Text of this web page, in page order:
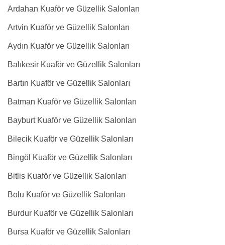
Ardahan Kuaför ve Güzellik Salonları
Artvin Kuaför ve Güzellik Salonları
Aydın Kuaför ve Güzellik Salonları
Balıkesir Kuaför ve Güzellik Salonları
Bartın Kuaför ve Güzellik Salonları
Batman Kuaför ve Güzellik Salonları
Bayburt Kuaför ve Güzellik Salonları
Bilecik Kuaför ve Güzellik Salonları
Bingöl Kuaför ve Güzellik Salonları
Bitlis Kuaför ve Güzellik Salonları
Bolu Kuaför ve Güzellik Salonları
Burdur Kuaför ve Güzellik Salonları
Bursa Kuaför ve Güzellik Salonları